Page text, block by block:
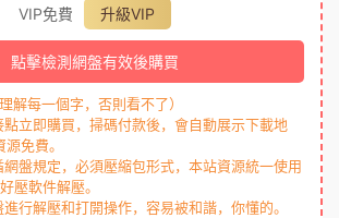
VIP免費
升級VIP
點擊檢測網盤有效後購買
解每一個字，否則看不了）
立即購買，掃碼付款後，會自動展示下載地
免費。
盤規定，必須壓縮包形式，本站資源統一使用
壓軟件解壓。
行解壓和打開操作，容易被和諧，你懂的。